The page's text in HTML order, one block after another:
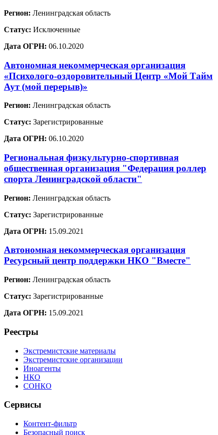
Регион: Ленинградская область
Статус: Исключенные
Дата ОГРН: 06.10.2020
Автономная некоммерческая организация
«Психолого-оздоровительный Центр «Мой Тайм
Аут (мой перерыв)»
Регион: Ленинградская область
Статус: Зарегистрированные
Дата ОГРН: 06.10.2020
Региональная физкультурно-спортивная
общественная организация "Федерация роллер
спорта Ленинградской области"
Регион: Ленинградская область
Статус: Зарегистрированные
Дата ОГРН: 15.09.2021
Автономная некоммерческая организация
Ресурсный центр поддержки НКО "Вместе"
Регион: Ленинградская область
Статус: Зарегистрированные
Дата ОГРН: 15.09.2021
Реестры
Экстремистские материалы
Экстремистские организации
Иноагенты
НКО
СОНКО
Сервисы
Контент-фильтр
Безопасный поиск